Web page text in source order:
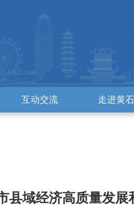
互动交流 走进黄石
县域经济高质量发展